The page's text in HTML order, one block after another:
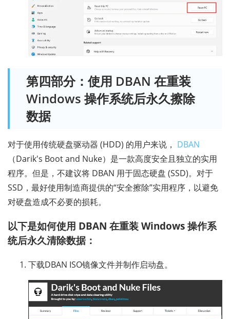
第四部分：使用 DBAN 在重装
Windows 操作系统后永久擦除
数据
对于使用传统硬盘驱动器 (HDD) 的用户来说， DBAN
（Darik's Boot and Nuke）是一款高度安全且独立的实用
程序。但是，不建议将 DBAN 用于固态硬盘 (SSD)。对于
SSD，最好使用制造商提供的“安全擦除”实用程序，以避免
对硬盘造成不必要的损耗。
以下是如何使用 DBAN 在重装 Windows 操作系
统后永久清除数据：
下载DBAN ISO镜像文件并制作启动盘。